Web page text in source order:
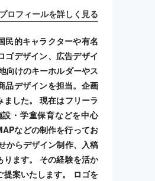
プロフィールを詳しく見る
民的キャラクターや有名
ゴデザイン、広告デザイ
向けのキーホルダーやス
品デザインを担当。企画
した。 現在はフリーラ
・学童保育などを中心
などの制作を行ってお
からデザイン制作、入稿
ます。 その経験を活か
提案いたします。 ロゴを